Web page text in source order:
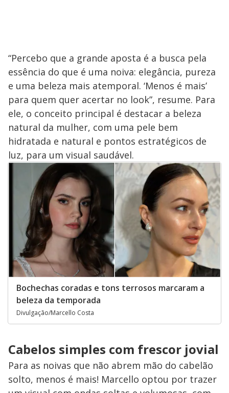
“Percebo que a grande aposta é a busca pela
essência do que é uma noiva: elegância, pureza
e uma beleza mais atemporal. ‘Menos é mais’
para quem quer acertar no look”, resume. Para
ele, o conceito principal é destacar a beleza
natural da mulher, com uma pele bem
hidratada e natural e pontos estratégicos de
luz, para um visual saudável.
Bochechas coradas e tons terrosos marcaram a
beleza da temporada
Divulgação/Marcello Costa
Cabelos simples com frescor jovial
Para as noivas que não abrem mão do cabelão
solto, menos é mais! Marcello optou por trazer